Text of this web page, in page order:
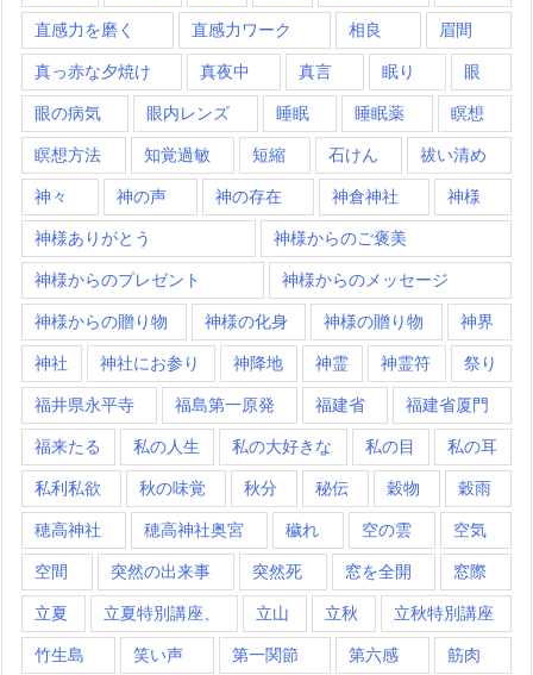
直感力を磨く 直感力ワーク 相良 眉間
真っ赤な夕焼け 真夜中 真言 眠り 眼
眼の病気 眼内レンズ 睡眠 睡眠薬 瞑想
瞑想方法 知覚過敏 短縮 石けん 祓い清め
神々 神の声 神の存在 神倉神社 神様
神様ありがとう 神様からのご褒美
神様からのプレゼント 神様からのメッセージ
神様からの贈り物 神様の化身 神様の贈り物 神界
神社 神社にお参り 神降地 神霊 神霊符 祭り
福井県永平寺 福島第一原発 福建省 福建省厦門
福来たる 私の人生 私の大好きな 私の目 私の耳
私利私欲 秋の味覚 秋分 秘伝 穀物 穀雨
穂高神社 穂高神社奥宮 穢れ 空の雲 空気
空間 突然の出来事 突然死 窓を全開 窓際
立夏 立夏特別講座、 立山 立秋 立秋特別講座
竹生島 笑い声 第一関節 第六感 筋肉